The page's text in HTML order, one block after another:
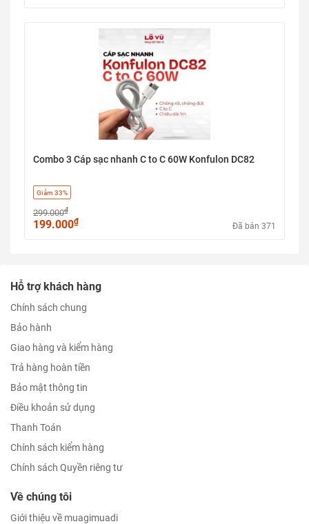
Combo 3 Cáp sạc nhanh C to C 60W Konfulon DC82
Giảm 33%
299.000₫
199.000₫ Đã bán 371
Hỗ trợ khách hàng
Chính sách chung
Bảo hành
Giao hàng và kiểm hàng
Trả hàng hoàn tiền
Bảo mật thông tin
Điều khoản sử dụng
Thanh Toán
Chính sách kiểm hàng
Chính sách Quyền riêng tư
Về chúng tôi
Giới thiệu về muagimuadi